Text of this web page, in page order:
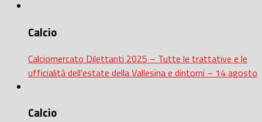
Calcio
Calciomercato Dilettanti 2025 – Tutte le trattative e le
ufficialità dell’estate della Vallesina e dintorni – 14 agosto
Calcio